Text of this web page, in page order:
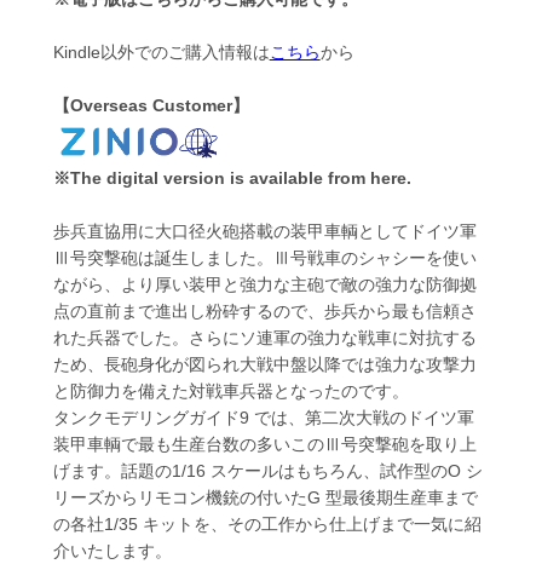
Kindle以外でのご購入情報はこちらから
【Overseas Customer】
※The digital version is available from here.
歩兵直協用に大口径火砲搭載の装甲車輌としてドイツ軍
Ⅲ号突撃砲は誕生しました。Ⅲ号戦車のシャシーを使い
ながら、より厚い装甲と強力な主砲で敵の強力な防御拠
点の直前まで進出し粉砕するので、歩兵から最も信頼さ
れた兵器でした。さらにソ連軍の強力な戦車に対抗する
ため、長砲身化が図られ大戦中盤以降では強力な攻撃力
と防御力を備えた対戦車兵器となったのです。
タンクモデリングガイド9 では、第二次大戦のドイツ軍
装甲車輌で最も生産台数の多いこのⅢ号突撃砲を取り上
げます。話題の1/16 スケールはもちろん、試作型のO シ
リーズからリモコン機銃の付いたG 型最後期生産車まで
の各社1/35 キットを、その工作から仕上げまで一気に紹
介いたします。